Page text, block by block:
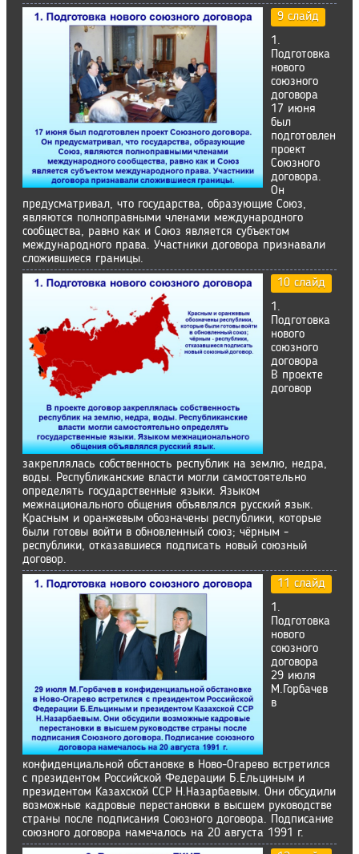
9 слайд
1.
Подготовка
нового
союзного
договора
17 июня
был
подготовлен
проект
Союзного
договора.
Он
предусматривал, что государства, образующие Союз,
являются полноправными членами международного
сообщества, равно как и Союз является субъектом
международного права. Участники договора признавали
сложившиеся границы.
10 слайд
1.
Подготовка
нового
союзного
договора
В проекте
договор
закреплялась собственность республик на землю, недра,
воды. Республиканские власти могли самостоятельно
определять государственные языки. Языком
межнационального общения объявлялся русский язык.
Красным и оранжевым обозначены республики, которые
были готовы войти в обновленный союз; чёрным -
республики, отказавшиеся подписать новый союзный
договор.
11 слайд
1.
Подготовка
нового
союзного
договора
29 июля
М.Горбачев
в
конфиденциальной обстановке в Ново-Огарево встретился
с президентом Российской Федерации Б.Ельциным и
президентом Казахской ССР Н.Назарбаевым. Они обсудили
возможные кадровые перестановки в высшем руководстве
страны после подписания Союзного договора. Подписание
союзного договора намечалось на 20 августа 1991 г.